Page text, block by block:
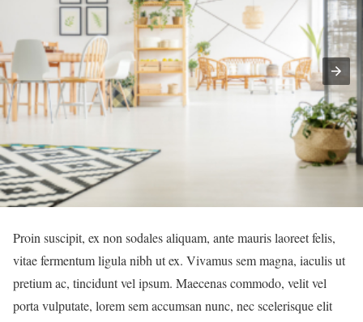
Proin suscipit, ex non sodales aliquam, ante mauris laoreet felis,
vitae fermentum ligula nibh ut ex. Vivamus sem magna, iaculis ut
pretium ac, tincidunt vel ipsum. Maecenas commodo, velit vel
porta vulputate, lorem sem accumsan nunc, nec scelerisque elit